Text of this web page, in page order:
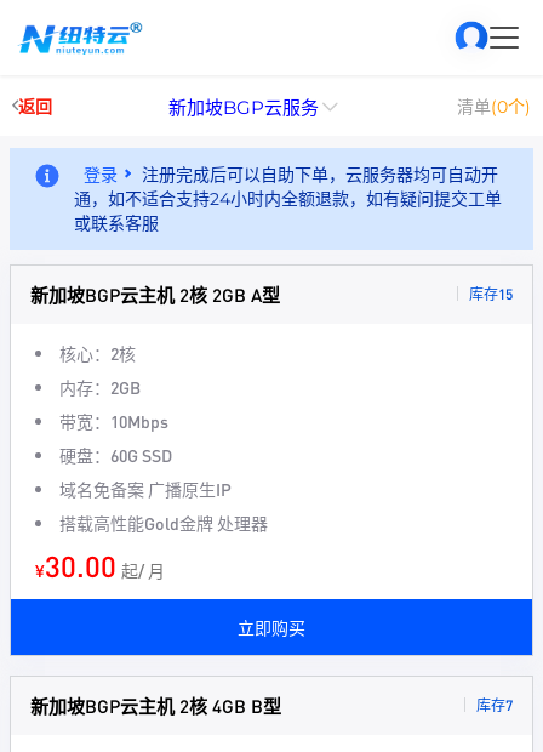
返回 新加坡BGP云服务 清单(0个)
登录
注册完成后可以自助下单，云服务器均可自动开
通，如不适合支持24小时内全额退款，如有疑问提交工单
或联系客服
新加坡BGP云主机 2核 2GB A型 库存15
核心：2核
内存：2GB
带宽：10Mbps
硬盘：60G SSD
域名免备案 广播原生IP
搭载高性能Gold金牌 处理器
¥30.00 起/ 月
立即购买
新加坡BGP云主机 2核 4GB B型 库存7